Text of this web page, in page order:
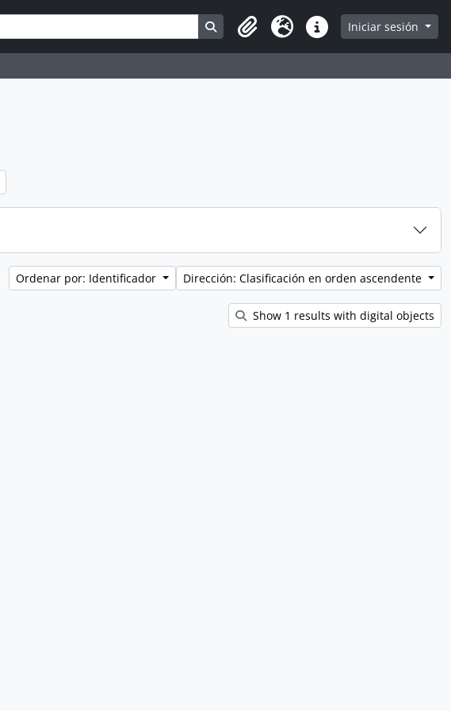
Search in browse page
Clipboard
Idioma Enlaces rápidos
Iniciar sesión
Ordenar por: Identificador Dirección: Clasificación en orden ascendente
Show 1 results with digital objects